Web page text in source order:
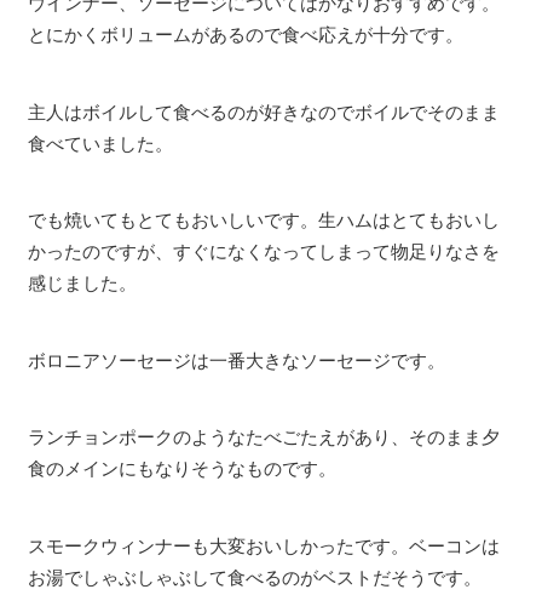
とにかくボリュームがあるので食べ応えが十分です。
主人はボイルして食べるのが好きなのでボイルでそのまま
食べていました。
でも焼いてもとてもおいしいです。生ハムはとてもおいし
かったのですが、すぐになくなってしまって物足りなさを
感じました。
ボロニアソーセージは一番大きなソーセージです。
ランチョンポークのようなたべごたえがあり、そのまま夕
食のメインにもなりそうなものです。
スモークウィンナーも大変おいしかったです。ベーコンは
お湯でしゃぶしゃぶして食べるのがベストだそうです。